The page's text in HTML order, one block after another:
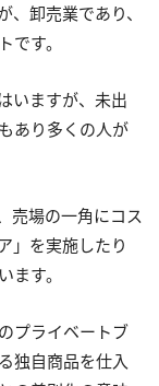
卸売業であり、
す。
いますが、未出
あり多くの人が
売場の一角にコス
」を実施したり
す。
プライベートブ
独自商品を仕入